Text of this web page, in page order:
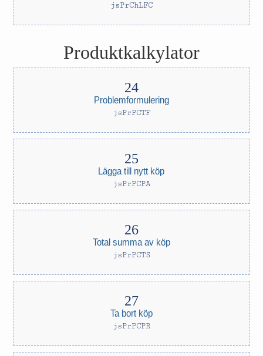
jsPrChLFC
Produktkalkylator
Problemformulering
jsPrPCTF
Lägga till nytt köp
jsPrPCPA
Total summa av köp
jsPrPCTS
Ta bort köp
jsPrPCPR